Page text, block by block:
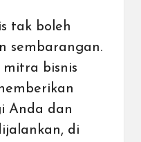
tak boleh
sembarangan.
bisnis
Anda dan
di